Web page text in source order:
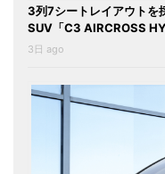
3列7シートレイアウトを
SUV「C3 AIRCROSS
3日 ago